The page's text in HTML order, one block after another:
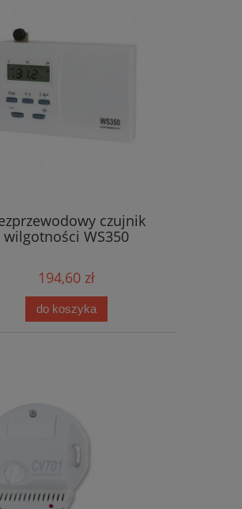
czujnik
wilgotności WS350
194,60 zł
do koszyka